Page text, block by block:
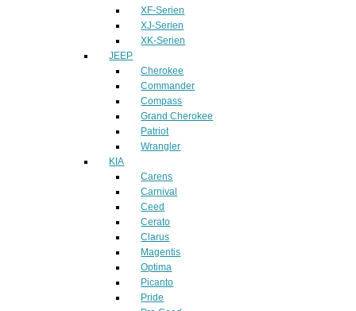
XF-Serien
XJ-Serien
XK-Serien
JEEP
Cherokee
Commander
Compass
Grand Cherokee
Patriot
Wrangler
KIA
Carens
Carnival
Ceed
Cerato
Clarus
Magentis
Optima
Picanto
Pride